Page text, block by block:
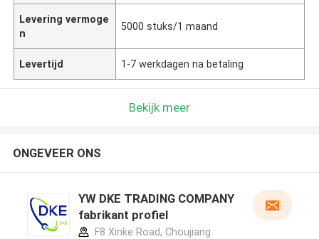
Levering vermoge
n
5000 stuks/1 maand
Levertijd 1-7 werkdagen na betaling
Bekijk meer
ONGEVEER ONS
YW DKE TRADING COMPANY
fabrikant profiel
F8 Xinke Road, Choujiang